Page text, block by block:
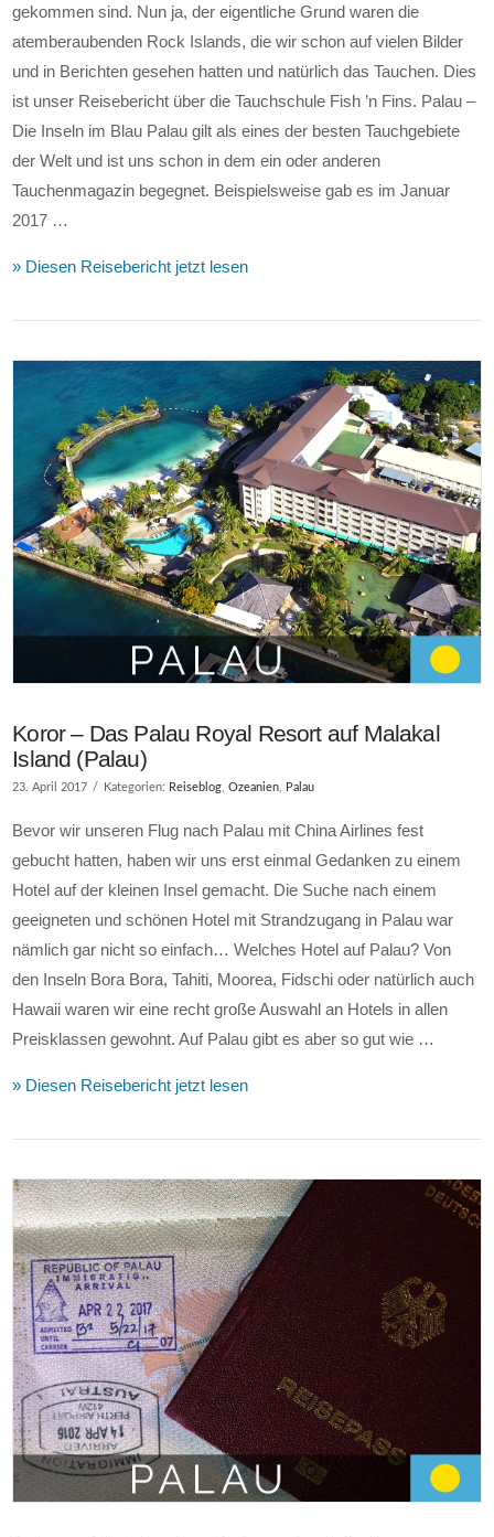
VIEW POST
gekommen sind. Nun ja, der eigentliche Grund waren die
atemberaubenden Rock Islands, die wir schon auf vielen Bilder
und in Berichten gesehen hatten und natürlich das Tauchen. Dies
ist unser Reisebericht über die Tauchschule Fish ’n Fins. Palau –
Die Inseln im Blau Palau gilt als eines der besten Tauchgebiete
der Welt und ist uns schon in dem ein oder anderen
Tauchenmagazin begegnet. Beispielsweise gab es im Januar
2017 …
» Diesen Reisebericht jetzt lesen
Koror – Das Palau Royal Resort auf Malakal
Island (Palau)
23. April 2017 Kategorien: Reiseblog ,Ozeanien Palau
Bevor wir unseren Flug nach Palau mit China Airlines fest
gebucht hatten, haben wir uns erst einmal Gedanken zu einem
Hotel auf der kleinen Insel gemacht. Die Suche nach einem
geeigneten und schönen Hotel mit Strandzugang in Palau war
nämlich gar nicht so einfach… Welches Hotel auf Palau? Von
den Inseln Bora Bora, Tahiti, Moorea, Fidschi oder natürlich auch
Hawaii waren wir eine recht große Auswahl an Hotels in allen
Preisklassen gewohnt. Auf Palau gibt es aber so gut wie …
» Diesen Reisebericht jetzt lesen